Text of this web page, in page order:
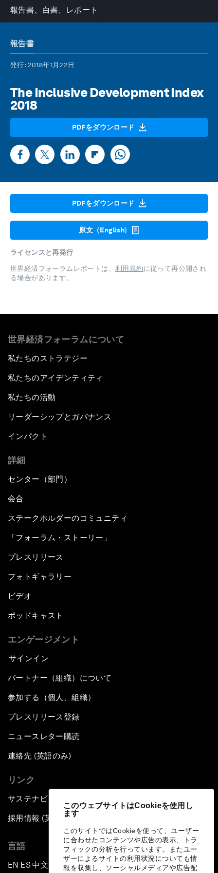
このウェブサイトはCookieを使用し
ます
このサイトではCookieを使って、ユーザー
に合わせたコンテンツや広告の表示、トラ
フィックの分析を行っています。またユー
ザーによるサイトの利用状況についても情
報を収集し、ソーシャルメディアや広告配
報告書、白書、レポート
報告書
発行: 2018年1月22日
The Inclusive Development Index
2018
PDFをダウンロード
PDFをダウンロード
原文（English)
ライセンスと再発行
世界経済フォーラムレポートは、 利用規約に従って再公開され
る場合があります。
世界経済フォーラムについて
私たちのストラテジー
私たちのアイデンティティ
私たちの活動
リーダーシップとガバナンス
インパクト
詳細
センター（部門）
会合
ステークホルダーのコミュニティ
「フォーラム・ストーリー」
プレスリリース
フォトギャラリー
ビデオ
ポッドキャスト
エンゲージメント
サインイン
パートナー（組織）について
参加する（個人、組織）
プレスリリース登録
ニュースレター購読
連絡先 (英語のみ)
リンク
サステナビリティへの取り組み
採用情報 (英語のみ)
言語
EN ▪ ES▪中文▪ 日本語